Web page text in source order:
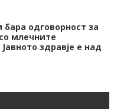
бара одговорност за
млечните
здравје е над